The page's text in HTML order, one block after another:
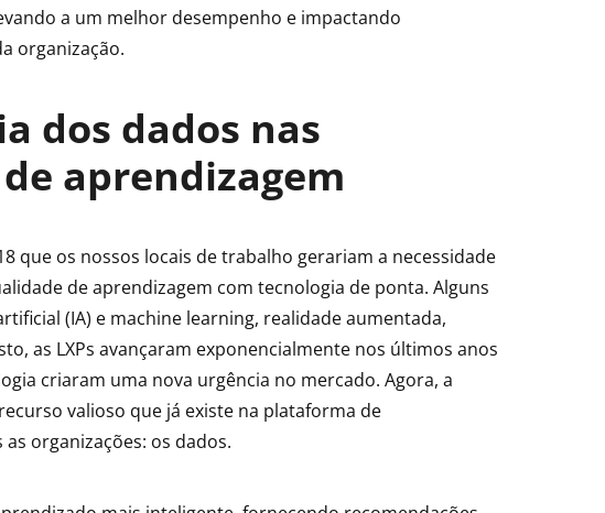
a um melhor desempenho e impactando
organização.
dos dados nas
aprendizagem
que os nossos locais de trabalho gerariam a necessidade
de aprendizagem com tecnologia de ponta. Alguns
(IA) e machine learning, realidade aumentada,
as LXPs avançaram exponencialmente nos últimos anos
criaram uma nova urgência no mercado. Agora, a
valioso que já existe na plataforma de
organizações: os dados.